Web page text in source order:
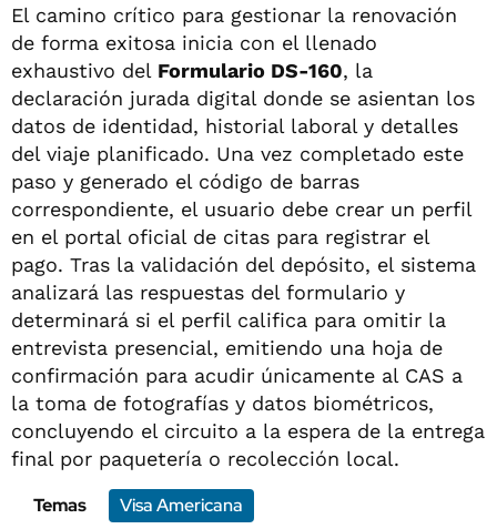
El camino crítico para gestionar la renovación
de forma exitosa inicia con el llenado
exhaustivo del Formulario DS-160, la
declaración jurada digital donde se asientan los
datos de identidad, historial laboral y detalles
del viaje planificado. Una vez completado este
paso y generado el código de barras
correspondiente, el usuario debe crear un perfil
en el portal oficial de citas para registrar el
pago. Tras la validación del depósito, el sistema
analizará las respuestas del formulario y
determinará si el perfil califica para omitir la
entrevista presencial, emitiendo una hoja de
confirmación para acudir únicamente al CAS a
la toma de fotografías y datos biométricos,
concluyendo el circuito a la espera de la entrega
final por paquetería o recolección local.
Temas
Visa Americana